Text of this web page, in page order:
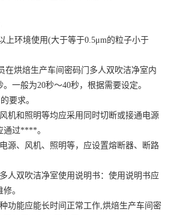
上环境使用(大于等于0.5μm的粒子小于
在烘焙生产车间密码门多人双吹洁净室内
一般为20秒～40秒，根据需要设定。
要求。
机和照明等均应采用同时切断或接通电源
通过****。
源、风机、照明等，应设置熔断器、断路
人双吹洁净室使用说明书：使用说明书应
。
功能应能长时间正常工作,烘焙生产车间密